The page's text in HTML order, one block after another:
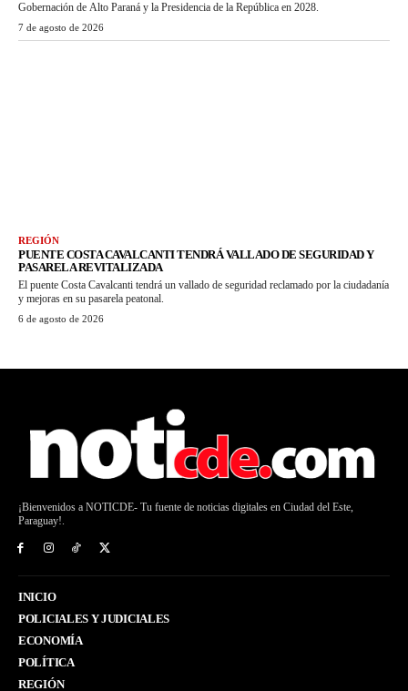
Gobernación de Alto Paraná y la Presidencia de la República en 2028.
7 de agosto de 2026
REGIÓN
PUENTE COSTA CAVALCANTI TENDRÁ VALLADO DE SEGURIDAD Y
PASARELA REVITALIZADA
El puente Costa Cavalcanti tendrá un vallado de seguridad reclamado por la ciudadanía
y mejoras en su pasarela peatonal.
6 de agosto de 2026
¡Bienvenidos a NOTICDE- Tu fuente de noticias digitales en Ciudad del Este,
Paraguay!.
INICIO
POLICIALES Y JUDICIALES
ECONOMÍA
POLÍTICA
REGIÓN